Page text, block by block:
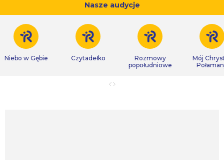
Nasze audycje
Niebo w Gębie Czytadełko
Rozmowy
popołudniowe
Mój